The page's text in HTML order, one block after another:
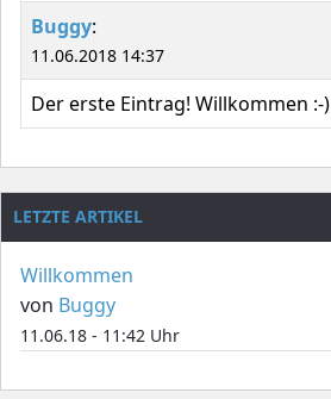
Buggy:
11.06.2018 14:37
Der erste Eintrag! Willkommen :-)
LETZTE ARTIKEL
Willkommen
von Buggy
11.06.18 - 11:42 Uhr